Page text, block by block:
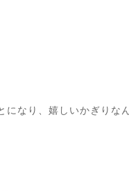
になり、嬉しいかぎりな